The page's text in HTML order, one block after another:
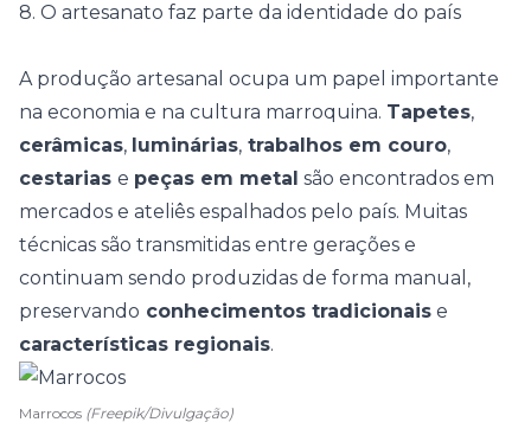
8. O artesanato faz parte da identidade do país
A produção artesanal ocupa um papel importante
na economia e na cultura marroquina. Tapetes,
cerâmicas, luminárias, trabalhos em couro,
cestarias e peças em metal são encontrados em
mercados e ateliês espalhados pelo país. Muitas
técnicas são transmitidas entre gerações e
continuam sendo produzidas de forma manual,
preservando conhecimentos tradicionais e
características regionais.
Marrocos (Freepik/Divulgação)